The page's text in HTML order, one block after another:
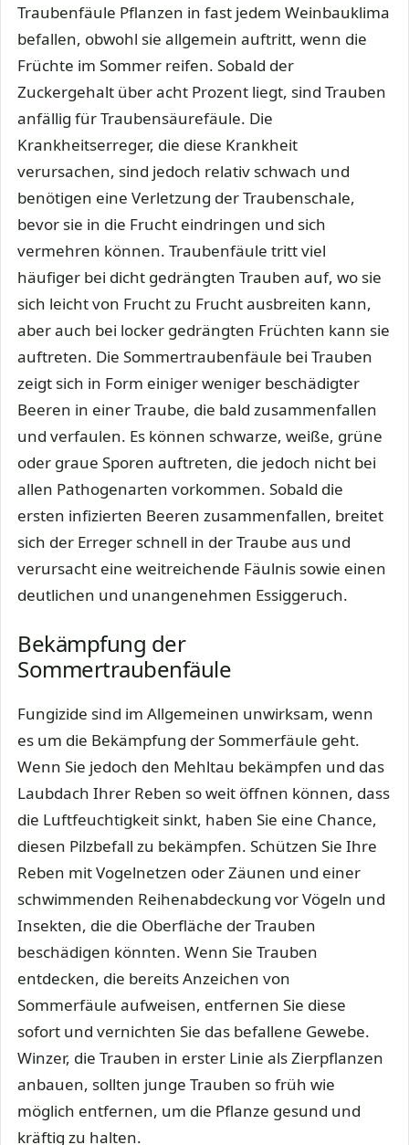
Traubenfäule Pflanzen in fast jedem Weinbauklima
befallen, obwohl sie allgemein auftritt, wenn die
Früchte im Sommer reifen. Sobald der
Zuckergehalt über acht Prozent liegt, sind Trauben
anfällig für Traubensäurefäule. Die
Krankheitserreger, die diese Krankheit
verursachen, sind jedoch relativ schwach und
benötigen eine Verletzung der Traubenschale,
bevor sie in die Frucht eindringen und sich
vermehren können. Traubenfäule tritt viel
häufiger bei dicht gedrängten Trauben auf, wo sie
sich leicht von Frucht zu Frucht ausbreiten kann,
aber auch bei locker gedrängten Früchten kann sie
auftreten. Die Sommertraubenfäule bei Trauben
zeigt sich in Form einiger weniger beschädigter
Beeren in einer Traube, die bald zusammenfallen
und verfaulen. Es können schwarze, weiße, grüne
oder graue Sporen auftreten, die jedoch nicht bei
allen Pathogenarten vorkommen. Sobald die
ersten infizierten Beeren zusammenfallen, breitet
sich der Erreger schnell in der Traube aus und
verursacht eine weitreichende Fäulnis sowie einen
deutlichen und unangenehmen Essiggeruch.
Bekämpfung der
Sommertraubenfäule
Fungizide sind im Allgemeinen unwirksam, wenn
es um die Bekämpfung der Sommerfäule geht.
Wenn Sie jedoch den Mehltau bekämpfen und das
Laubdach Ihrer Reben so weit öffnen können, dass
die Luftfeuchtigkeit sinkt, haben Sie eine Chance,
diesen Pilzbefall zu bekämpfen. Schützen Sie Ihre
Reben mit Vogelnetzen oder Zäunen und einer
schwimmenden Reihenabdeckung vor Vögeln und
Insekten, die die Oberfläche der Trauben
beschädigen könnten. Wenn Sie Trauben
entdecken, die bereits Anzeichen von
Sommerfäule aufweisen, entfernen Sie diese
sofort und vernichten Sie das befallene Gewebe.
Winzer, die Trauben in erster Linie als Zierpflanzen
anbauen, sollten junge Trauben so früh wie
möglich entfernen, um die Pflanze gesund und
kräftig zu halten.